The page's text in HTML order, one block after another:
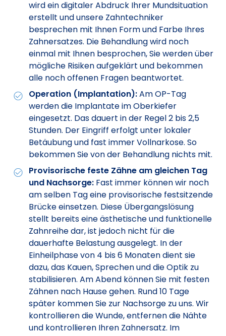
wird ein digitaler Abdruck Ihrer Mundsituation
erstellt und unsere Zahntechniker
besprechen mit Ihnen Form und Farbe Ihres
Zahnersatzes. Die Behandlung wird noch
einmal mit Ihnen besprochen, Sie werden über
mögliche Risiken aufgeklärt und bekommen
alle noch offenen Fragen beantwortet.
Operation (Implantation):Am OP-Tag
werden die Implantate im Oberkiefer
eingesetzt. Das dauert in der Regel 2 bis 2,5
Stunden. Der Eingriff erfolgt unter lokaler
Betäubung und fast immer Vollnarkose. So
bekommen Sie von der Behandlung nichts mit.
Provisorische feste Zähne am gleichen Tag
und Nachsorge: Fast immer können wir noch
am selben Tag eine provisorische festsitzende
Brücke einsetzen. Diese Übergangslösung
stellt bereits eine ästhetische und funktionelle
Zahnreihe dar, ist jedoch nicht für die
dauerhafte Belastung ausgelegt. In der
Einheilphase von 4 bis 6 Monaten dient sie
dazu, das Kauen, Sprechen und die Optik zu
stabilisieren. Am Abend können Sie mit festen
Zähnen nach Hause gehen. Rund 10 Tage
später kommen Sie zur Nachsorge zu uns. Wir
kontrollieren die Wunde, entfernen die Nähte
und kontrollieren Ihren Zahnersatz. Im